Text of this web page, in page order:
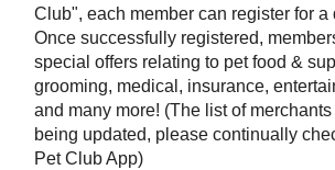
Club", each member can register for a
Once successfully registered,
special offers relating to pet food &
grooming, medical, insurance,
and many more! (The list of
being updated, please continually
Pet Club App)